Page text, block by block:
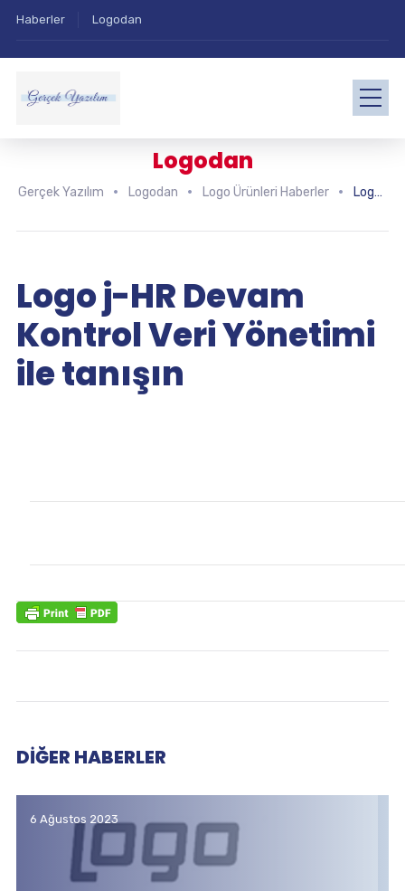
Haberler Logodan
Logodan
Gerçek Yazılım Logodan Logo Ürünleri Haberler Logo j-HR Devam Kontrol Veri Yönetimi ile tanışın
Logo j-HR Devam
Kontrol Veri Yönetimi
ile tanışın
DIĞER HABERLER
6 Ağustos 2023